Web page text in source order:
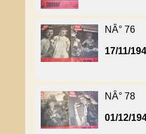
NÂ° 76
17/11/
NÂ° 78
01/12/